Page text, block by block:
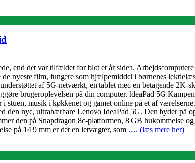
end det var tilfældet for blot et år siden.
nyeste film, fungere som hjælpemiddel i børnenes
af 5G-netværkt, en tablet med en betagende
brugeroplevelsen på din computer. IdeaPad 5G
i stuen, musik i køkkenet og gamet online på et af
den nye, ultrabærbare Lenovo IdeaPad 5G. Den byder
den på Snapdragon 8c-platformen, 8 GB hukommelse
på 14,9 mm er det en letvægter, som …. (læs mere her)